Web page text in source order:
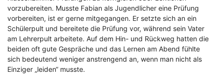
vorzubereiten. Musste Fabian als Jugendlicher eine Prüfung
vorbereiten, ist er gerne mitgegangen. Er setzte sich an ein
Schülerpult und bereitete die Prüfung vor, während sein Vater
am Lehrerpult arbeitete. Auf dem Hin- und Rückweg hatten die
beiden oft gute Gespräche und das Lernen am Abend fühlte
sich bedeutend weniger anstrengend an, wenn man nicht als
Einziger „leiden“ musste.